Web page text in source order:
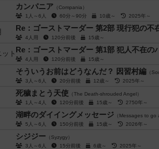
カンパニア （Compania）
1人～6人
60分～90分 10歳～ 2025年～
Re：ゴーストマーダー 第2部 現行犯の不
4人用
120分前後 15歳～
Re：ゴーストマーダー 第1部 犯人不在の
4人用
120分前後 15歳～
そういうお前はどうなんだ？ 因習村編 （
3人～6人
20分前後 12歳～ 2025年～
死穢まとう天使 （The Death-shrouded Angel）
1人～4人
120分前後 15歳～ 2750年～
湖畔のダイイングメッセージ （Messages to go
5人～6人
150分前後 15歳～ 2026年～
シジジー （Syzygy）
3人～6人
15分前後 6歳～ 2025年～